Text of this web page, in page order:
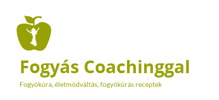
Fogyás Coachinggal
Fogyókúra, életmódváltás, fogyókúrás receptek